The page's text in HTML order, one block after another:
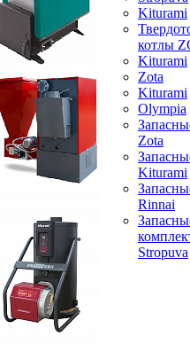
Kiturami
котлы
Kiturami
Zota
Kiturami
Olympia
Zota
Kiturami
Rinnai
Stropuva